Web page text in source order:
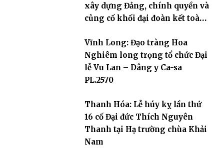
xây dựng Đảng, chính quyền và
củng cố khối đại đoàn kết toàn
Vĩnh Long: Đạo tràng Hoa
Nghiêm long trọng tổ chức Đại
lễ Vu Lan – Dâng y Ca-sa
PL.2570
Thanh Hóa: Lễ húy kỵ lần thứ
16 cố Đại đức Thích Nguyên
Thanh tại Hạ trường chùa Khải
Nam